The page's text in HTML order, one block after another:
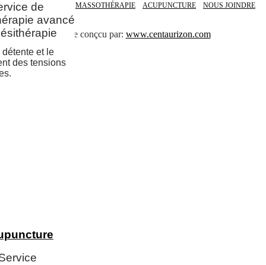
de
avancé
et le
des tensions
CHIROPRATIQUE MASSOTHÉRAPIE ACUPUNCTURE NOUS JOINDRE
Site conçcu par: www.centaurizon.com